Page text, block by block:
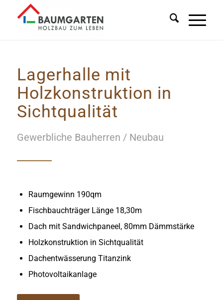
Lagerhalle mit
Holzkonstruktion in
Sichtqualität
Gewerbliche Bauherren / Neubau
Raumgewinn 190qm
Fischbauchträger Länge 18,30m
Dach mit Sandwichpaneel, 80mm Dämmstärke
Holzkonstruktion in Sichtqualität
Dachentwässerung Titanzink
Photovoltaikanlage